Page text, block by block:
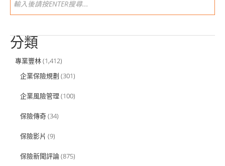
分類
專業豐林(1,412)
企業保險規劃 (301)
企業風險管理 (100)
保險傳奇(34)
保險影片 (9)
保險新聞評論(875)